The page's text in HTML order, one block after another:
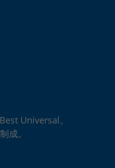
Universal。
成。